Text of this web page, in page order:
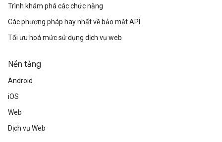
Trình khám phá các chức năng
Các phương pháp hay nhất về bảo mật API
Tối ưu hoá mức sử dụng dịch vụ web
Nền tảng
Android
iOS
Web
Dịch vụ Web